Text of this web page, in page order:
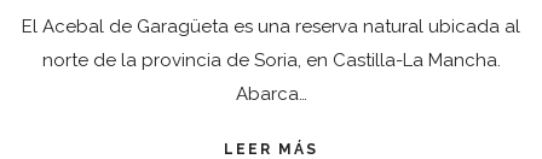
El Acebal de Garagüeta es una reserva natural ubicada al
norte de la provincia de Soria, en Castilla-La Mancha.
Abarca…
LEER MÁS